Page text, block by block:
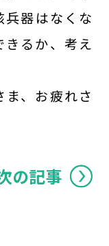
兵器はなくな
きるか、考え
、お疲れさ
の記事